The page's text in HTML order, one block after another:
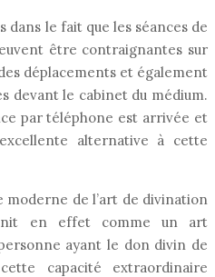
le fait que les séances de
être contraignantes sur
déplacements et également
devant le cabinet du médium.
par téléphone est arrivée et
alternative à cette
moderne de l’art de divination
en effet comme un art
ayant le don divin de
capacité extraordinaire